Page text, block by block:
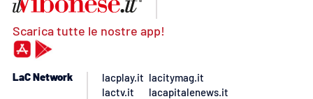
Scarica tutte le nostre app!
LaC Network
lacplay.it
lactv.it
lacitymag.it
lacapitalenews.it